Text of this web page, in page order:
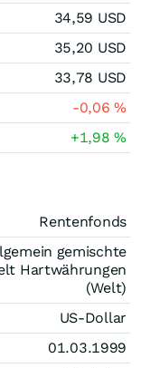
34,59 USD
35,20 USD
33,78 USD
-0,06%
+1,98%
Rentenfonds
gemischte
Hartwährungen
(Welt)
US-Dollar
01.03.1999